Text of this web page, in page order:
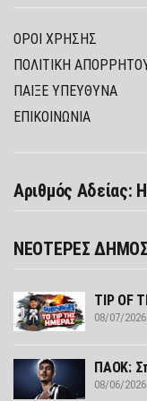
ΌΡΟΙ ΧΡΉΣΗΣ
ΠΟΛΙΤΙΚΉ
ΠΑΊΞΕ ΥΠΕΎΘΥΝΑ
ΕΠΙΚΟΙΝΩΝΙΑ
Αριθμός Αδείας:
ΝΕΟΤΕΡΕΣ
TIP OF
08/07/2026
ΠΑΟΚ:
08/06/2026